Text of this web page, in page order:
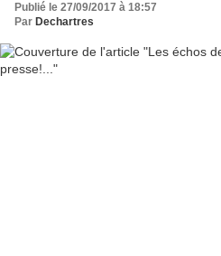
Publié le 27/09/2017 à 18:57
Par Dechartres